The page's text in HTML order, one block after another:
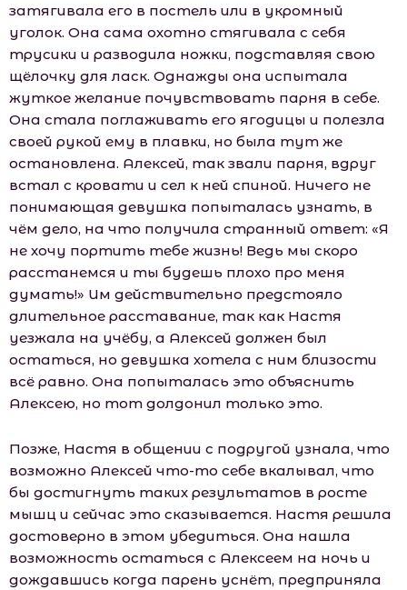
затягивала его в постель или в укромный
уголок. Она сама охотно стягивала с себя
трусики и разводила ножки, подставляя свою
щёлочку для ласк. Однажды она испытала
жуткое желание почувствовать парня в себе.
Она стала поглаживать его ягодицы и полезла
своей рукой ему в плавки, но была тут же
остановлена. Алексей, так звали парня, вдруг
встал с кровати и сел к ней спиной. Ничего не
понимающая девушка попыталась узнать, в
чём дело, на что получила странный ответ: «Я
не хочу портить тебе жизнь! Ведь мы скоро
расстанемся и ты будешь плохо про меня
думать!» Им действительно предстояло
длительное расставание, так как Настя
уезжала на учёбу, а Алексей должен был
остаться, но девушка хотела с ним близости
всё равно. Она попыталась это объяснить
Алексею, но тот долдонил только это.
Позже, Настя в общении с подругой узнала, что
возможно Алексей что-то себе вкалывал, что
бы достигнуть таких результатов в росте
мышц и сейчас это сказывается. Настя решила
достоверно в этом убедиться. Она нашла
возможность остаться с Алексеем на ночь и
дождавшись когда парень уснёт, предприняла